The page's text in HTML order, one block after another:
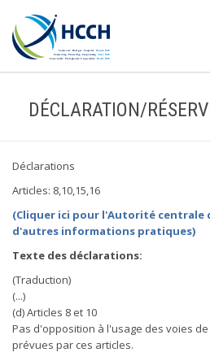
DÉCLARATION/
Déclarations
Articles: 8,10,15,16
(Cliquer ici pour l'Autorité centrale
d'autres informations pratiques)
Texte des déclarations:
(Traduction)
(...)
(d) Articles 8 et 10
Pas d'opposition à l'usage des voies
prévues par ces articles.